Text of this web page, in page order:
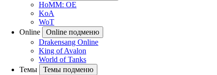
HoMM: OE
KoA
WoT
Online
Online подменю
Drakensang Online
King of Avalon
World of Tanks
Темы
Темы подменю